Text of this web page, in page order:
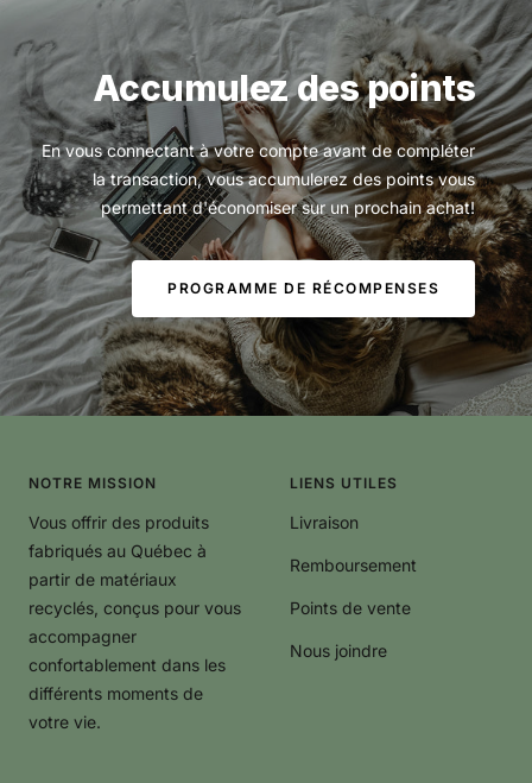
1
2 3
Accumulez des points
En vous connectant à votre compte avant de compléter
la transaction, vous accumulerez des points vous
permettant d'économiser sur un prochain achat!
PROGRAMME DE RÉCOMPENSES
NOTRE MISSION
Vous offrir des produits
fabriqués au Québec à
partir de matériaux
recyclés, conçus pour vous
accompagner
confortablement dans les
différents moments de
votre vie.
LIENS UTILES
Livraison
Remboursement
Points de vente
Nous joindre